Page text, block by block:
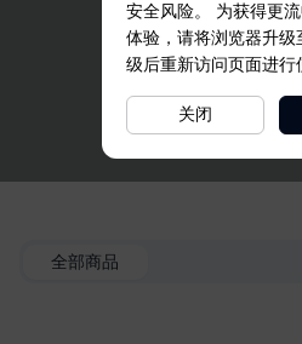
安全风险。 为获得更
体验，请将浏览器升级
级后重新访问页面进行
关闭